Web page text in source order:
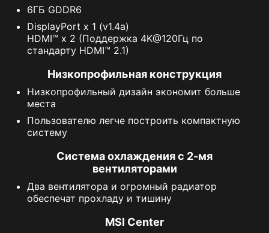
6ГБ GDDR6
DisplayPort x 1 (v1.4a)
HDMI™ x 2 (Поддержка 4K@120Гц по
стандарту HDMI™ 2.1)
Низкопрофильная конструкция
Низкопрофильный дизайн экономит больше
места
Пользователю легче построить компактную
систему
Система охлаждения с 2-мя
вентиляторами
Два вентилятора и огромный радиатор
обеспечат прохладу и тишину
MSI Center